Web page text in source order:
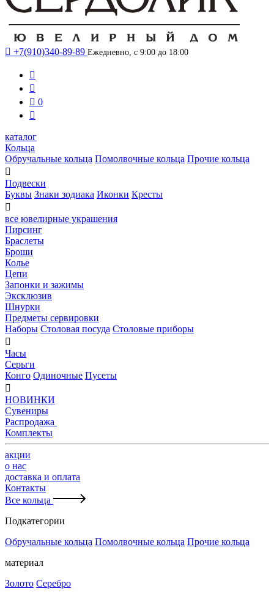
 +7(910)340-89-89 Ежедневно, с 9:00 до 18:00


 0

каталог
Кольца
Обручальные кольца Помолвочные кольца Прочие кольца

Подвески
Буквы Знаки зодиака Иконки Кресты

все ювелирные украшения
Пирсинг
Браслеты
Броши
Колье
Цепи
Запонки и зажимы
Эксклюзив
Шнурки
Предметы сервировки
Наборы Столовая посуда Столовые приборы

Часы
Серьги
Конго Одиночные Пусеты

НОВИНКИ
Сувениры
Распродажа
Комплекты
акции
о нас
доставка и оплата
Контакты
Все кольца
Подкатегории
Обручальные кольца Помолвочные кольца Прочие кольца
материал
Золото Серебро